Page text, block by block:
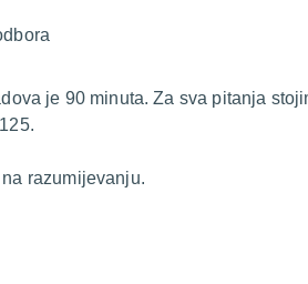
je 90 minuta. Za sva pitanja
razumijevanju.